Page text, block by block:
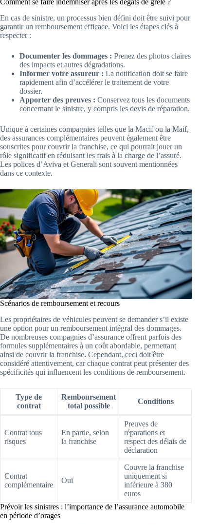
Comment se faire indemniser après les dégâts de grêle ?
En cas de sinistre, un processus bien défini doit être suivi pour
garantir un remboursement efficace. Voici les étapes clés à
respecter :
Documenter les dommages : Prenez des photos claires
des impacts et autres dégradations.
Informer votre assureur : La notification doit se faire
rapidement afin d’accélérer le traitement de votre
dossier.
Apporter des preuves : Conservez tous les documents
concernant le sinistre, y compris les devis de réparation.
Unique à certaines compagnies telles que la Macif ou la Maif,
des assurances complémentaires peuvent également être
souscrites pour couvrir la franchise, ce qui pourrait jouer un
rôle significatif en réduisant les frais à la charge de l’assuré.
Les polices d’Aviva et Generali sont souvent mentionnées
dans ce contexte.
Scénarios de remboursement et recours
Les propriétaires de véhicules peuvent se demander s’il existe
une option pour un remboursement intégral des dommages.
De nombreuses compagnies d’assurance offrent parfois des
formules supplémentaires à un coût abordable, permettant
ainsi de couvrir la franchise. Cependant, ceci doit être
considéré attentivement, car chaque contrat peut présenter des
spécificités qui influencent les conditions de remboursement.
Type de
contrat
Remboursement
total possible
Conditions
Contrat tous
risques
En partie, selon
la franchise
Preuves de
réparations et
respect des délais de
déclaration
Contrat
complémentaire
Oui
Couvre la franchise
uniquement si
inférieure à 380
euros
Prévoir les sinistres : l’importance de l’assurance automobile
en période d’orages